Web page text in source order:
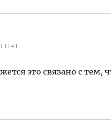
это связано с тем,